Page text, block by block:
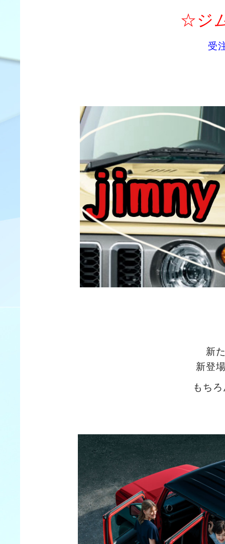
☆ジ
受
新
新登
もち